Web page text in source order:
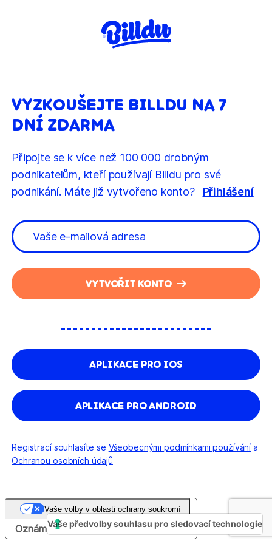
VYZKOUŠEJTE BILLDU NA 7
DNÍ ZDARMA
Připojte se k více než 100 000 drobným
podnikatelům, kteří používají Billdu pro své
podnikání. Máte již vytvořeno konto?
Přihlášení
VYTVOŘIT KONTO
APLIKACE PRO IOS
APLIKACE PRO ANDROID
Registrací souhlasíte se Všeobecnými podmínkami používánía
Ochranou osobních údajů
Oznámení při sběru
Vaše volby v oblasti ochrany soukromí
Vaše předvolby souhlasu pro sledovací technologie